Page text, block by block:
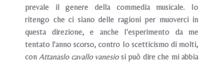
prevale il genere della commedia musicale. Io
ritengo che ci siano delle ragioni per muoverci in
questa direzione, e anche I'esperimento da me
tentato l'anno scorso, contro Io scetticismo di molti,
conAttanaslo cavallo vanesiosi può dire che mi abbia